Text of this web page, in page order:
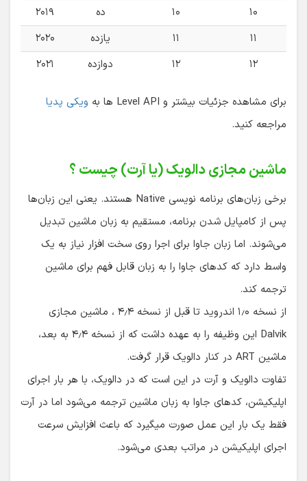
۱۰
۱۰ ده
۲۰۱۹
۱۱
۱۱ یازده
۲۰۲۰
۱۲
۱۲ دوازده ۲۰۲۱
برای مشاهده جزئیات بیشتر و Level API ها به
ویکی پدیا
مراجعه کنید.
ماشین مجازی دالویک (یا آرت) چیست ؟
برخی زبان‌های برنامه نویسی Native هستند. یعنی این زبان‌ها
پس از کامپایل شدن برنامه، مستقیم به زبان ماشین تبدیل
می‌شوند. اما زبان جاوا برای اجرا روی سخت افزار نیاز به یک
واسط دارد که کدهای جاوا را به زبان قابل فهم برای ماشین
ترجمه کند.
از نسخه ۱٫۰ اندروید تا قبل از نسخه ۴٫۴ ، ماشین مجازی
Dalvik این وظیفه را به عهده داشت که از نسخه ۴٫۴ به بعد،
ماشین ART در کنار دالویک قرار گرفت.
تفاوت دالویک و آرت در این است که در دالویک، با هر بار اجرای
اپلیکیشن، کدهای جاوا به زبان ماشین ترجمه می‌شود اما در آرت
فقط یک بار این عمل صورت میگیرد که باعث افزایش سرعت
اجرای اپلیکیشن در مراتب بعدی می‌شود.